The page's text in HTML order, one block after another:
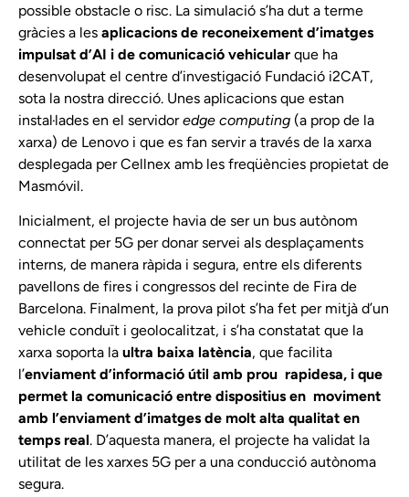
possible obstacle o risc. La simulació s’ha dut a terme
gràcies a les aplicacions de reconeixement d’imatges
impulsat d’AI i de comunicació vehicular que ha
desenvolupat el centre d’investigació Fundació i2CAT,
sota la nostra direcció. Unes aplicacions que estan
instal·lades en el servidoredge computing (a prop de la
xarxa) de Lenovo i que es fan servir a través de la xarxa
desplegada per Cellnex amb les freqüències propietat de
Masmóvil.
Inicialment, el projecte havia de ser un bus autònom
connectat per 5G per donar servei als desplaçaments
interns, de manera ràpida i segura, entre els diferents
pavellons de fires i congressos del recinte de Fira de
Barcelona. Finalment, la prova pilot s’ha fet per mitjà d’un
vehicle conduït i geolocalitzat, i s’ha constatat que la
xarxa soporta la ultra baixa latència, que facilita
l’enviament d’informació útil amb prou rapidesa, i que
permet la comunicació entre dispositius en moviment
amb l’enviament d’imatges de molt alta qualitat en
temps real. D’aquesta manera, el projecte ha validat la
utilitat de les xarxes 5G per a una conducció autònoma
segura.